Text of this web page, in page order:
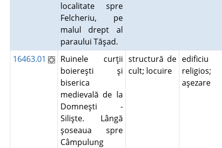
localitate spre
Felcheriu, pe
malul drept al
paraului Tăşad.
16463.01
Ruinele curţii
boiereşti şi
biserica
medievală de la
Domneşti -
Silişte. Lângă
şoseaua spre
Câmpulung
structură de
cult; locuire
edificiu
religios;
aşezare